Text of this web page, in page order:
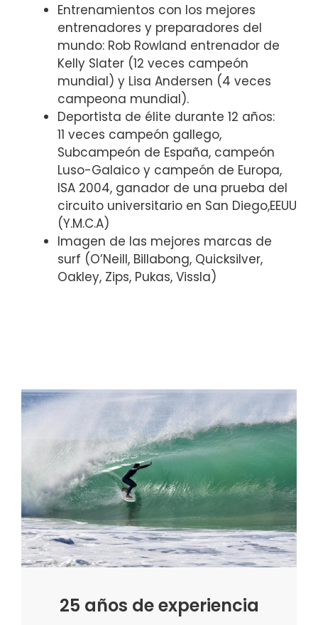
Entrenamientos con los mejores
entrenadores y preparadores del
mundo: Rob Rowland entrenador de
Kelly Slater (12 veces campeón
mundial) y Lisa Andersen (4 veces
campeona mundial).
Deportista de élite durante 12 años:
11 veces campeón gallego,
Subcampeón de España, campeón
Luso-Galaico y campeón de Europa,
ISA 2004, ganador de una prueba del
circuito universitario en San Diego,EEUU
(Y.M.C.A)
Imagen de las mejores marcas de
surf (O’Neill, Billabong, Quicksilver,
Oakley, Zips, Pukas, Vissla)
25 años de experiencia